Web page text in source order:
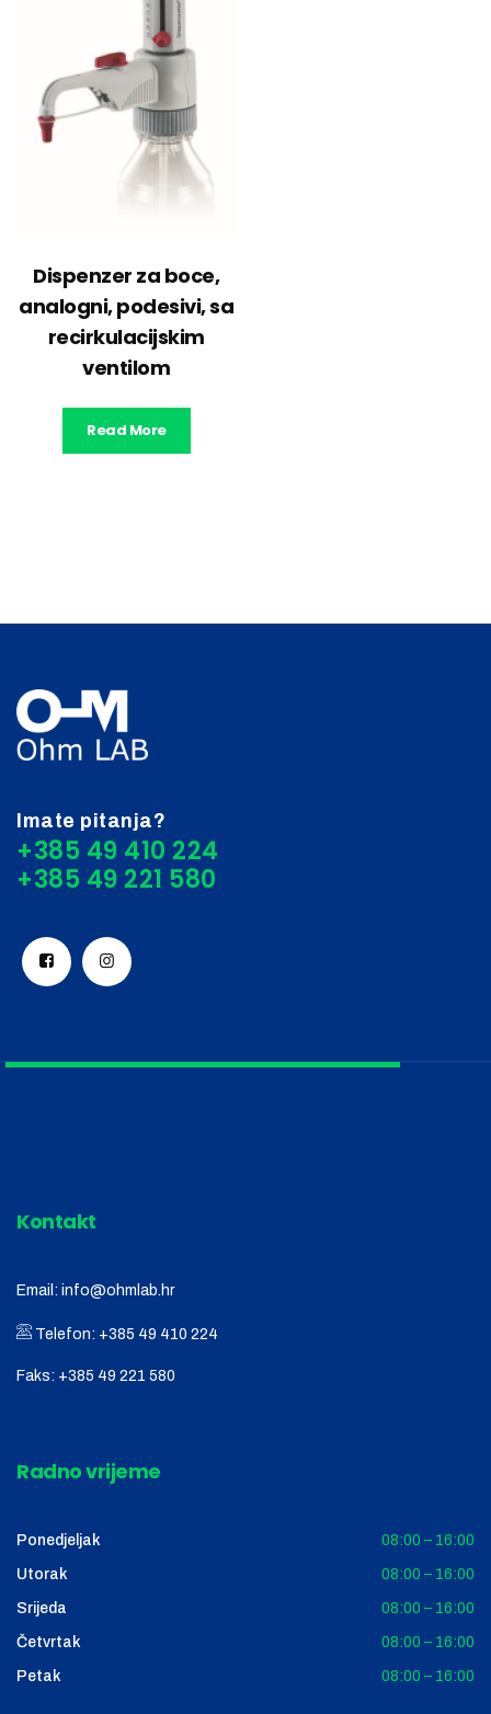
Dispenzer za boce,
analogni, podesivi, sa
recirkulacijskim
ventilom
Read More
Imate pitanja?
+385 49 410 224
Kontakt
Email: info@ohmlab.hr
Telefon: +385 49 410 224
Faks: +385 49 221 580
Radno vrijeme
Ponedjeljak 08:00 – 16:00
Utorak 08:00 – 16:00
Srijeda 08:00 – 16:00
Četvrtak 08:00 – 16:00
Petak 08:00 – 16:00